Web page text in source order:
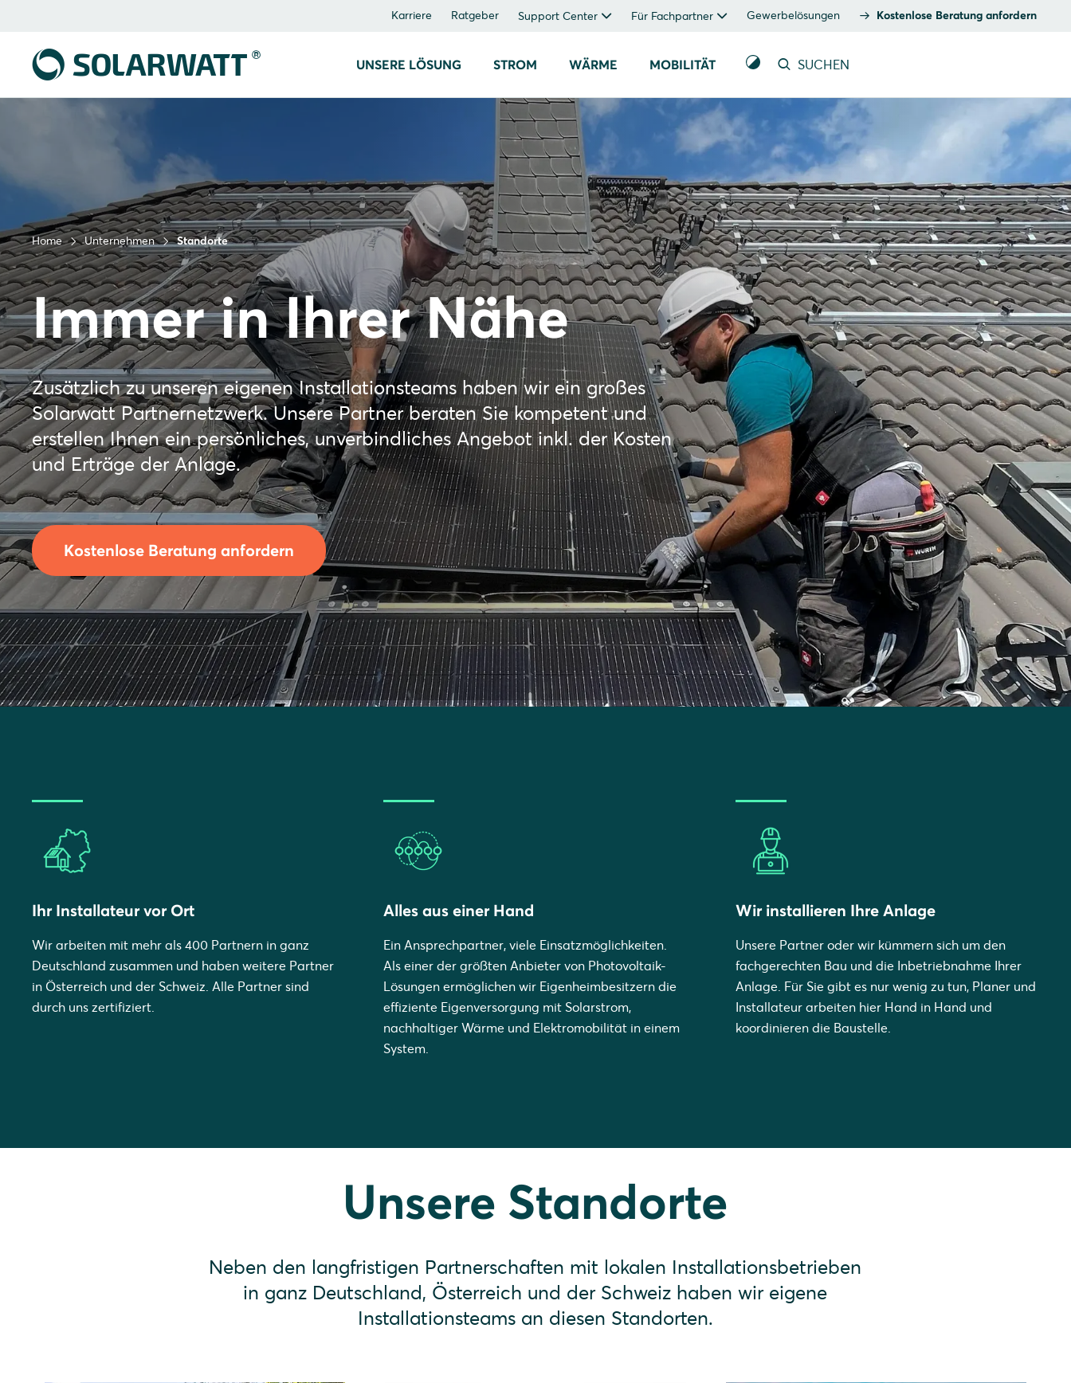
Karriere Ratgeber Support Center Für Fachpartner Gewerbelösungen Kostenlose Beratung anfordern
UNSERE LÖSUNG STROM WÄRME MOBILITÄT SUCHEN
Home Unternehmen Standorte
Immer in Ihrer Nähe
Zusätzlich zu unseren eigenen Installationsteams haben wir ein großes
Solarwatt Partnernetzwerk. Unsere Partner beraten Sie kompetent und
erstellen Ihnen ein persönliches, unverbindliches Angebot inkl. der Kosten
und Erträge der Anlage.
Kostenlose Beratung anfordern
Ihr Installateur vor Ort
Wir arbeiten mit mehr als 400 Partnern in ganz
Deutschland zusammen und haben weitere Partner
in Österreich und der Schweiz. Alle Partner sind
durch uns zertifiziert.
Alles aus einer Hand
Ein Ansprechpartner, viele Einsatzmöglichkeiten.
Als einer der größten Anbieter von Photovoltaik-
Lösungen ermöglichen wir Eigenheimbesitzern die
effiziente Eigenversorgung mit Solarstrom,
nachhaltiger Wärme und Elektromobilität in einem
System.
Wir installieren Ihre Anlage
Unsere Partner oder wir kümmern sich um den
fachgerechten Bau und die Inbetriebnahme Ihrer
Anlage. Für Sie gibt es nur wenig zu tun, Planer und
Installateur arbeiten hier Hand in Hand und
koordinieren die Baustelle.
Unsere Standorte
Neben den langfristigen Partnerschaften mit lokalen Installationsbetrieben
in ganz Deutschland, Österreich und der Schweiz haben wir eigene
Installationsteams an diesen Standorten.